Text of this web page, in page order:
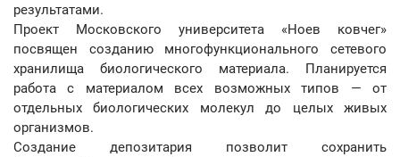
результатами.
Проект Московского университета «Ноев ковчег»
посвящен созданию многофункционального сетевого
хранилища биологического материала. Планируется
работа с материалом всех возможных типов — от
отдельных биологических молекул до целых живых
организмов.
Создание депозитария позволит сохранить